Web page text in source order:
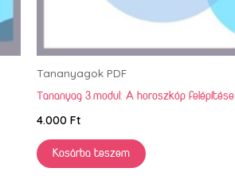
Tananyagok PDF
Tananyag 3.modul: A horoszkóp felépítése
4.000 Ft
Kosárba teszem